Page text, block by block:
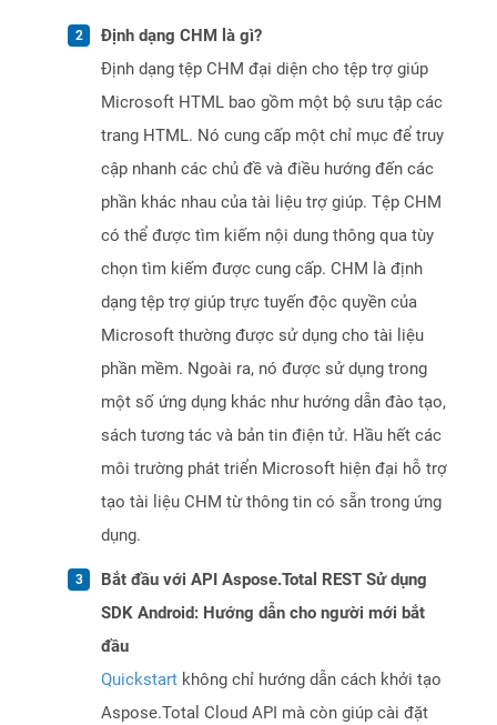
Định dạng CHM là gì?
Định dạng tệp CHM đại diện cho tệp trợ giúp
Microsoft HTML bao gồm một bộ sưu tập các
trang HTML. Nó cung cấp một chỉ mục để truy
cập nhanh các chủ đề và điều hướng đến các
phần khác nhau của tài liệu trợ giúp. Tệp CHM
có thể được tìm kiếm nội dung thông qua tùy
chọn tìm kiếm được cung cấp. CHM là định
dạng tệp trợ giúp trực tuyến độc quyền của
Microsoft thường được sử dụng cho tài liệu
phần mềm. Ngoài ra, nó được sử dụng trong
một số ứng dụng khác như hướng dẫn đào tạo,
sách tương tác và bản tin điện tử. Hầu hết các
môi trường phát triển Microsoft hiện đại hỗ trợ
tạo tài liệu CHM từ thông tin có sẵn trong ứng
dụng.
Bắt đầu với API Aspose.Total REST Sử dụng
SDK Android: Hướng dẫn cho người mới bắt
đầu
Quickstart không chỉ hướng dẫn cách khởi tạo
Aspose.Total Cloud API mà còn giúp cài đặt